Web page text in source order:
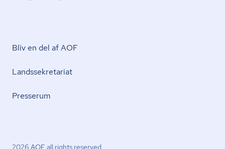
Bliv en del af AOF
Lands­se­kre­ta­ri­at
Presserum
2026 AOF all rights reserved